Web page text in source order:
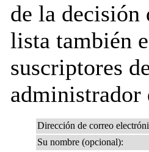
de la
lista también
suscriptores
administrador
Dirección de correo
Su nombre (opcional):